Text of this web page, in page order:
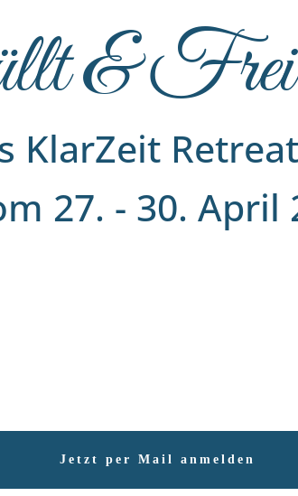
& Frei
KlarZeit
27. - 30. April
Jetzt per Mail anmelden